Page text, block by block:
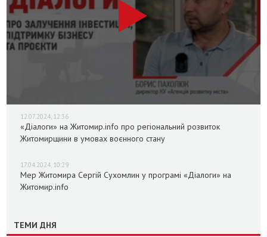
12.07.2024, 12:36
«Діалоги» на Житомир.info про регіональний розвиток
Житомирщини в умовах воєнного стану
17.04.2024, 10:29
Мер Житомира Сергій Сухомлин у програмі «Діалоги» на
Житомир.info
ТЕМИ ДНЯ